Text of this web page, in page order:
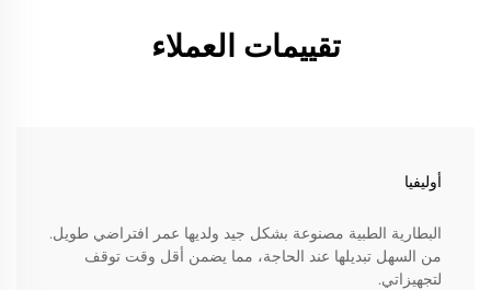
تقييمات العملاء
أوليفيا
البطارية الطبية مصنوعة بشكل جيد ولديها عمر افتراضي طويل.
من السهل تبديلها عند الحاجة، مما يضمن أقل وقت توقف
لتجهيزاتي.